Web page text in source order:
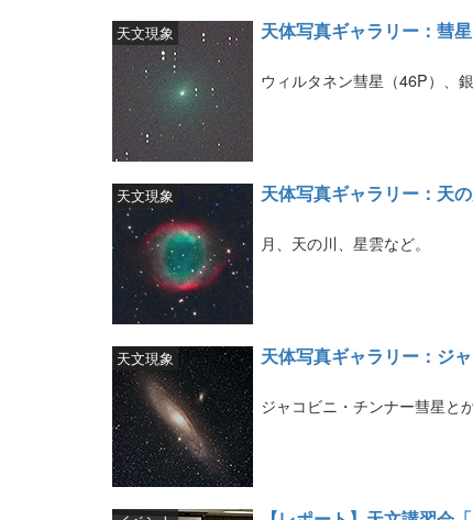
天体写真ギャラリー：彗
天文現象
ウィルタネン彗星（46P）、銀
天体写真ギャラリー：天
天文現象
月、天の川、星雲など。
天体写真ギャラリー：ジ
天文現象
ジャコビニ・チンナー彗星と